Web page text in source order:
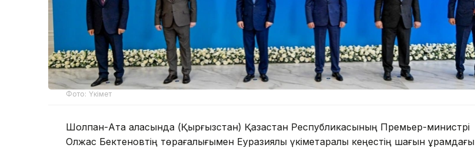
Фото: Үкімет
Шолпан-Ата қаласында (Қырғызстан) Қазақстан Республикасының Премьер-министрі
Олжас Бектеновтің төрағалығымен Еуразиялық үкіметаралық кеңестің шағын құрамдағы